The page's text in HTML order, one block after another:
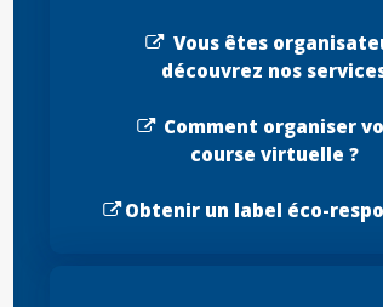
Vous êtes
découvrez nos
Comment organiser
course virtuelle ?
Obtenir un label éco-